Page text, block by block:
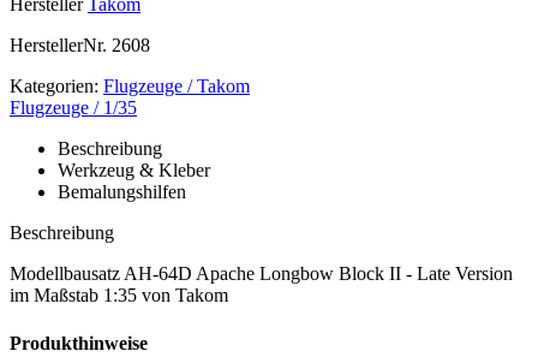
Hersteller Takom
HerstellerNr. 2608
Kategorien: Flugzeuge / Takom
Flugzeuge / 1/35
Beschreibung
Werkzeug & Kleber
Bemalungshilfen
Beschreibung
Modellbausatz AH-64D Apache Longbow Block II - Late Version
im Maßstab 1:35 von Takom
Produkthinweise